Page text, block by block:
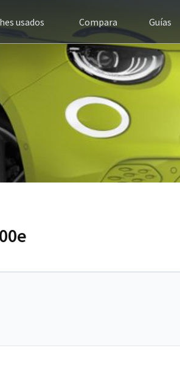
usados Compara Guías